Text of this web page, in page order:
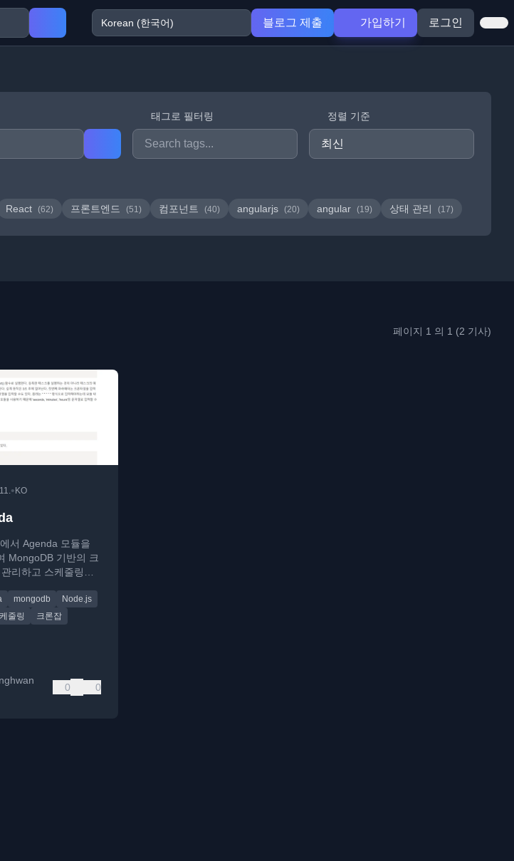
블로그 제출 가입하기 로그인
태그로 필터링 정렬 기준
React (62) 프론트엔드 (51) 컴포넌트 (40) angularjs (20) angular (19) 상태 관리 (17)
페이지 1 의 1 (2 기사)
• KO
서 Agenda 모듈을
MongoDB 기반의 크
리하고 스케줄링하
mongodb
Node.js
줄링
크론잡
0 0